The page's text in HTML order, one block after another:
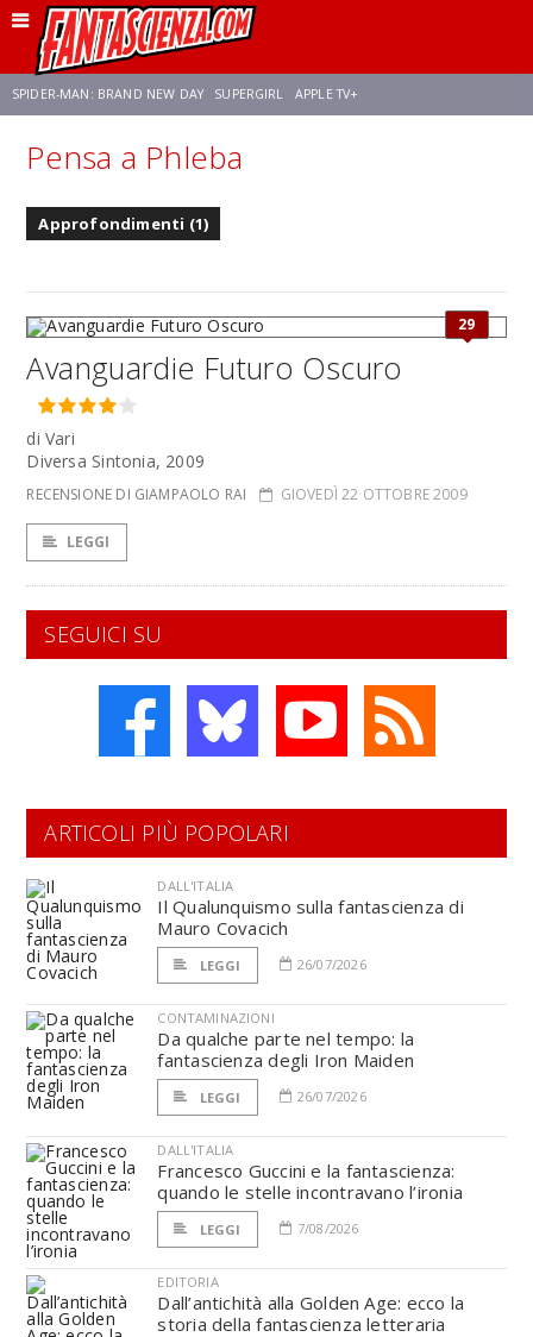
SPIDER-MAN: BRAND NEW DAY SUPERGIRL APPLE TV+
FRANCO RICCIARDIELLO ZENDAYA
Pensa a Phleba
Approfondimenti (1)
29
Avanguardie Futuro Oscuro
di Vari
Diversa Sintonia, 2009
RECENSIONE DI GIAMPAOLO RAI GIOVEDÌ 22 OTTOBRE 2009
LEGGI
SEGUICI SU
ARTICOLI PIÙ POPOLARI
DALL'ITALIA
Il Qualunquismo sulla fantascienza di
Mauro Covacich
LEGGI 26/07/2026
CONTAMINAZIONI
Da qualche parte nel tempo: la
fantascienza degli Iron Maiden
LEGGI 26/07/2026
DALL'ITALIA
Francesco Guccini e la fantascienza:
quando le stelle incontravano l’ironia
LEGGI 7/08/2026
EDITORIA
Dall’antichità alla Golden Age: ecco la
storia della fantascienza letteraria